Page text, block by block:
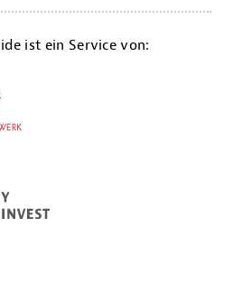
ist ein Service von: